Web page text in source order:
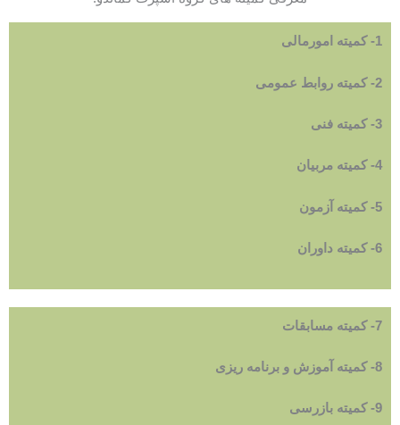
1- کمیته امورمالی
2- کمیته روابط عمومی
3- کمیته فنی
4- کمیته مربیان
5- کمیته آزمون
6- کمیته داوران
7- کمیته مسابقات
8- کمیته آموزش و برنامه ریزی
9- کمیته بازرسی